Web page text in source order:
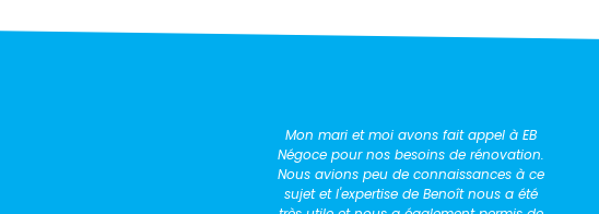
J'ai fait appel à Benoît Escande pour
rénover complètement une maison
d'habitation (isolation, chauffage,
plomberie, électricité, une partie des